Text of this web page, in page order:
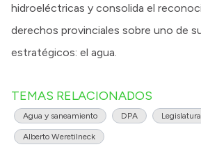
hidroeléctricas y consolida el
derechos provinciales sobre uno de
estratégicos: el agua.
TEMAS RELACIONADOS
Agua y saneamiento DPA Legislatura
Alberto Weretilneck